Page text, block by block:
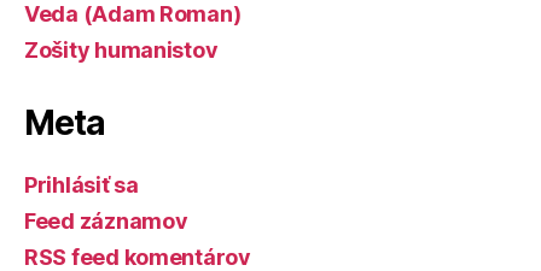
Veda (Adam Roman)
Zošity humanistov
Meta
Prihlásiť sa
Feed záznamov
RSS feed komentárov